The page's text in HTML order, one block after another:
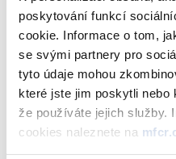
poskytování funkcí
cookie. Informace o tom,
se svými partnery pro
tyto údaje mohou
které jste jim poskytli nebo
že používáte jejich služby.
cookies naleznete na
Úvěr by měl být
Ministerstvem financí a
Státní fond dopravní
„Dnes jsme udělali další
pěti letech mohli čerpat
banky, prvních téměř 25
měly směřovat na